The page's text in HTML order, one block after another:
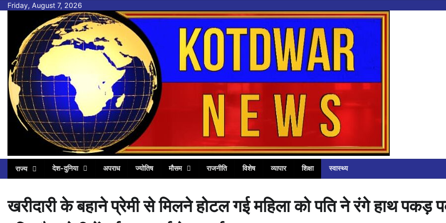
SkipFriday, August 7, 2026
राज्य देश-दुनिया अपराध ज्योतिष मौसम राजनीति विशेष व्यापार शिक्षा स्वास्थ्य
खरीदारी के बहाने प्रेमी से मिलने होटल गई महिला को पति ने रंगे हाथ पकड़